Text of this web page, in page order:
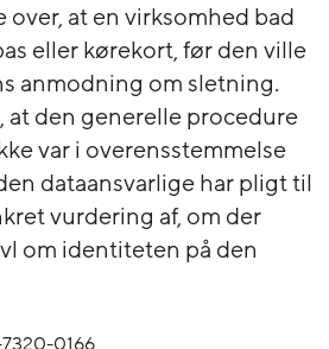
over, at en virksomhed bad
eller kørekort, før den ville
anmodning om sletning.
at den generelle procedure
var i overensstemmelse
dataansvarlige har pligt til
vurdering af, om der
om identiteten på den